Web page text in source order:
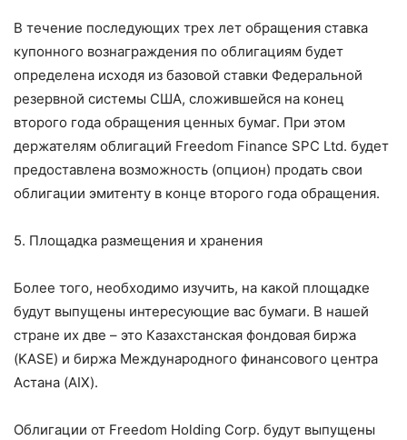
В течение последующих трех лет обращения ставка
купонного вознаграждения по облигациям будет
определена исходя из базовой ставки Федеральной
резервной системы США, сложившейся на конец
второго года обращения ценных бумаг. При этом
держателям облигаций Freedom Finance SPC Ltd. будет
предоставлена возможность (опцион) продать свои
облигации эмитенту в конце второго года обращения.
5. Площадка размещения и хранения
Более того, необходимо изучить, на какой площадке
будут выпущены интересующие вас бумаги. В нашей
стране их две – это Казахстанская фондовая биржа
(KASE) и биржа Международного финансового центра
Астана (AIX).
Облигации от Freedom Holding Corp. будут выпущены